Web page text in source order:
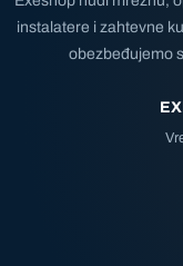
instalatere i zahtevne
obezbeđujemo